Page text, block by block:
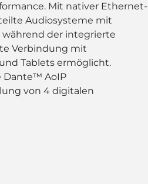
Mit nativer Ethernet-
Audiosysteme mit
der integrierte
Verbindung mit
Tablets ermöglicht.
Dante™ AoIP
von 4 digitalen